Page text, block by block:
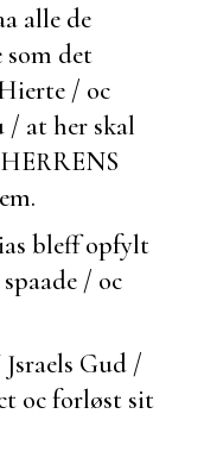
alle de
som det
/ oc
/ at her skal
bleff opfylt
/ oc
Gud /
oc forløst sit